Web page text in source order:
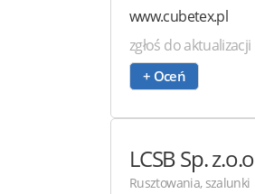
www.cubetex.pl
zgłoś do aktualizacji
+ Oceń
LCSBSp. z.o.o
Rusztowania, szalunki